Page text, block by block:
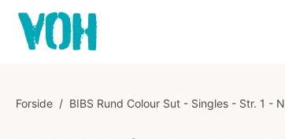
Forside / BIBS Rund Colour Sut - Singles - Str. 1 -